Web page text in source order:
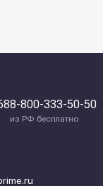
8-800-333-50-50
из РФ бесплатно